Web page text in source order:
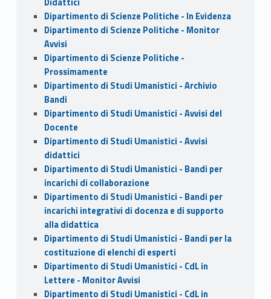
Dipartimento di Scienze Politiche - In Evidenza
Dipartimento di Scienze Politiche - Monitor
Avvisi
Dipartimento di Scienze Politiche -
Prossimamente
Dipartimento di Studi Umanistici - Archivio
Bandi
Dipartimento di Studi Umanistici - Avvisi del
Docente
Dipartimento di Studi Umanistici - Avvisi
didattici
Dipartimento di Studi Umanistici - Bandi per
incarichi di collaborazione
Dipartimento di Studi Umanistici - Bandi per
incarichi integrativi di docenza e di supporto
alla didattica
Dipartimento di Studi Umanistici - Bandi per la
costituzione di elenchi di esperti
Dipartimento di Studi Umanistici - CdL in
Lettere - Monitor Avvisi
Dipartimento di Studi Umanistici - CdL in